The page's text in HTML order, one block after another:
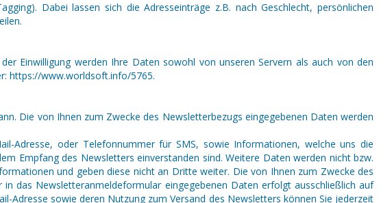
Dabei lassen sich die Adresseinträge z.B. nach Geschlecht, persönlichen
Einwilligung werden Ihre Daten sowohl von unseren Servern als auch von den
https://www.worldsoft.info/5765.
Die von Ihnen zum Zwecke des Newsletterbezugs eingegebenen Daten werden
Adresse, oder Telefonnummer für SMS, sowie Informationen, welche uns die
Empfang des Newsletters einverstanden sind. Weitere Daten werden nicht bzw.
und geben diese nicht an Dritte weiter. Die von Ihnen zum Zwecke des
das Newsletteranmeldeformular eingegebenen Daten erfolgt ausschließlich auf
Adresse sowie deren Nutzung zum Versand des Newsletters können Sie jederzeit